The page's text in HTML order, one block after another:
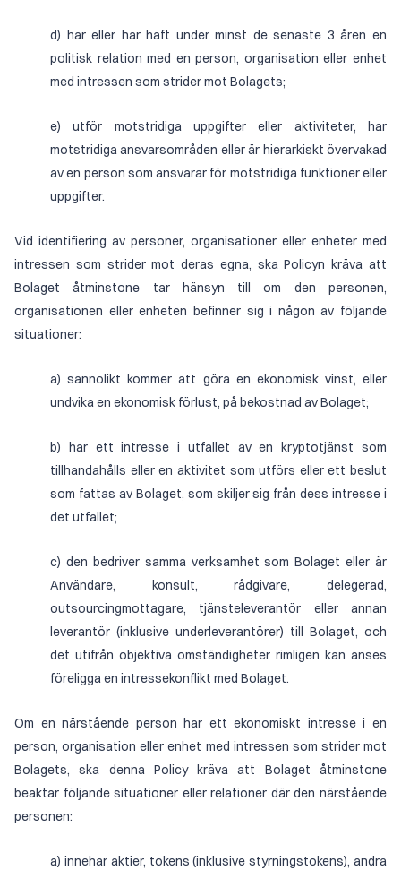
d) har eller har haft under minst de senaste 3 åren en
politisk relation med en person, organisation eller enhet
med intressen som strider mot Bolagets;
e) utför motstridiga uppgifter eller aktiviteter, har
motstridiga ansvarsområden eller är hierarkiskt övervakad
av en person som ansvarar för motstridiga funktioner eller
uppgifter.
Vid identifiering av personer, organisationer eller enheter med
intressen som strider mot deras egna, ska Policyn kräva att
Bolaget åtminstone tar hänsyn till om den personen,
organisationen eller enheten befinner sig i någon av följande
situationer:
a) sannolikt kommer att göra en ekonomisk vinst, eller
undvika en ekonomisk förlust, på bekostnad av Bolaget;
b) har ett intresse i utfallet av en kryptotjänst som
tillhandahålls eller en aktivitet som utförs eller ett beslut
som fattas av Bolaget, som skiljer sig från dess intresse i
det utfallet;
c) den bedriver samma verksamhet som Bolaget eller är
Användare, konsult, rådgivare, delegerad,
outsourcingmottagare, tjänsteleverantör eller annan
leverantör (inklusive underleverantörer) till Bolaget, och
det utifrån objektiva omständigheter rimligen kan anses
föreligga en intressekonflikt med Bolaget.
Om en närstående person har ett ekonomiskt intresse i en
person, organisation eller enhet med intressen som strider mot
Bolagets, ska denna Policy kräva att Bolaget åtminstone
beaktar följande situationer eller relationer där den närstående
personen:
a) innehar aktier, tokens (inklusive styrningstokens), andra